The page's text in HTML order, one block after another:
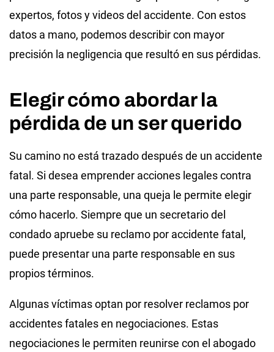
expertos, fotos y videos del accidente. Con estos
datos a mano, podemos describir con mayor
precisión la negligencia que resultó en sus pérdidas.
Elegir cómo abordar la
pérdida de un ser querido
Su camino no está trazado después de un accidente
fatal. Si desea emprender acciones legales contra
una parte responsable, una queja le permite elegir
cómo hacerlo. Siempre que un secretario del
condado apruebe su reclamo por accidente fatal,
puede presentar una parte responsable en sus
propios términos.
Algunas víctimas optan por resolver reclamos por
accidentes fatales en negociaciones. Estas
negociaciones le permiten reunirse con el abogado